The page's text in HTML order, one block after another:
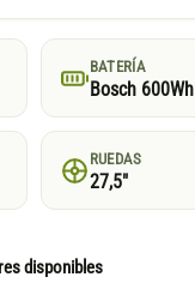
BATERÍA
Bosch 600Wh
RUEDAS
27,5"
disponibles